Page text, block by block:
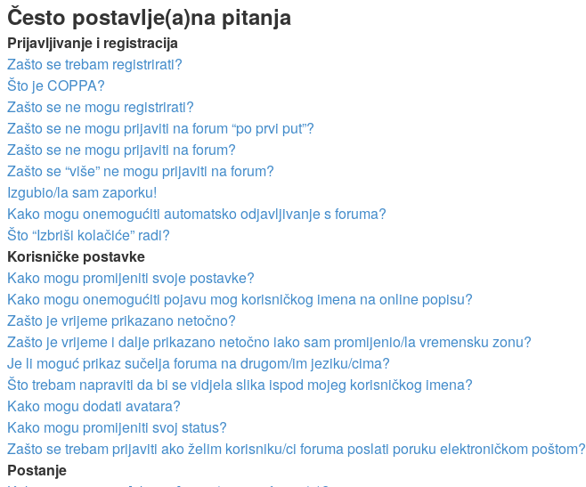
Često postavlje(a)na pitanja
Prijavljivanje i registracija
Zašto se trebam registrirati?
Što je COPPA?
Zašto se ne mogu registrirati?
Zašto se ne mogu prijaviti na forum “po prvi put”?
Zašto se ne mogu prijaviti na forum?
Zašto se “više” ne mogu prijaviti na forum?
Izgubio/la sam zaporku!
Kako mogu onemogućiti automatsko odjavljivanje s foruma?
Što “Izbriši kolačiće” radi?
Korisničke postavke
Kako mogu promijeniti svoje postavke?
Kako mogu onemogućiti pojavu mog korisničkog imena na online popisu?
Zašto je vrijeme prikazano netočno?
Zašto je vrijeme i dalje prikazano netočno iako sam promijenio/la vremensku zonu?
Je li moguć prikaz sučelja foruma na drugom/im jeziku/cima?
Što trebam napraviti da bi se vidjela slika ispod mojeg korisničkog imena?
Kako mogu dodati avatara?
Kako mogu promijeniti svoj status?
Zašto se trebam prijaviti ako želim korisniku/ci foruma poslati poruku elektroničkom poštom?
Postanje